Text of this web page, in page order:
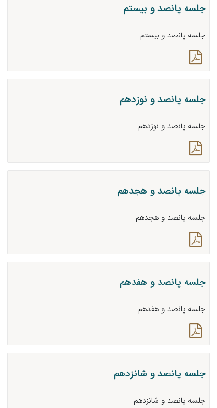
جلسه پانصد و بیستم
جلسه پانصد و بیستم
جلسه پانصد و نوزدهم
جلسه پانصد و نوزدهم
جلسه پانصد و هجدهم
جلسه پانصد و هجدهم
جلسه پانصد و هفدهم
جلسه پانصد و هفدهم
جلسه پانصد و شانزدهم
جلسه پانصد و شانزدهم